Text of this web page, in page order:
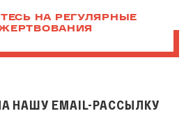
НА РЕГУЛЯРНЫЕ
НАШУ EMAIL-РАССЫЛКУ